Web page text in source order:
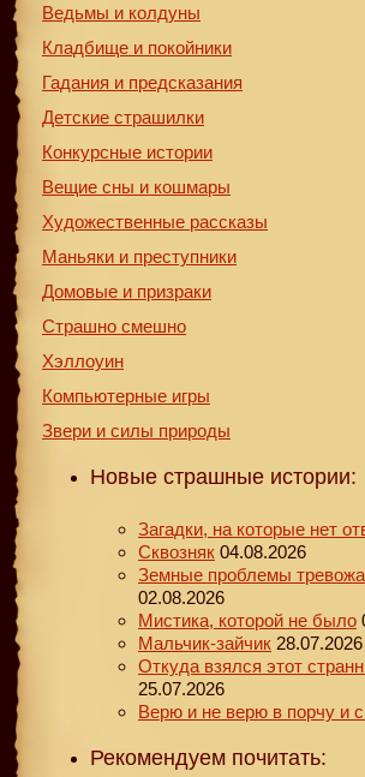
Ведьмы и колдуны
Кладбище и покойники
Гадания и предсказания
Детские страшилки
Конкурсные истории
Вещие сны и кошмары
Художественные рассказы
Маньяки и преступники
Домовые и призраки
Страшно смешно
Хэллоуин
Компьютерные игры
Звери и силы природы
Новые страшные истории:
Загадки, на которые нет
Сквозняк 04.08.2026
Земные проблемы
02.08.2026
Мистика, которой не было
Мальчик-зайчик 28.07.2026
Откуда взялся этот
25.07.2026
Верю и не верю в порчу и
Рекомендуем почитать: